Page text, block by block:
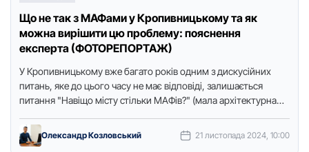
Що не так з МАФами у Кропивницькому та як
можна вирішити цю проблему: пояснення
експерта (ФОТОРЕПОРТАЖ)
У Кропивницькому вже багато років одним з дискусійних
питань, яке до цього часу не має відповіді, залишається
питання "Навіщо місту стільки МАФів?" (мала архітектурна
Олександр Козловський 21 листопада 2024, 10:00